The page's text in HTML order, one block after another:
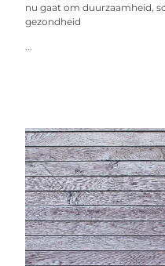
nu gaat om duurzaamheid,
gezondheid
...